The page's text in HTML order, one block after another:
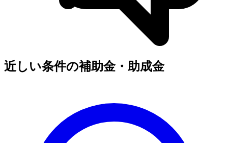
近しい条件の補助金・助成金